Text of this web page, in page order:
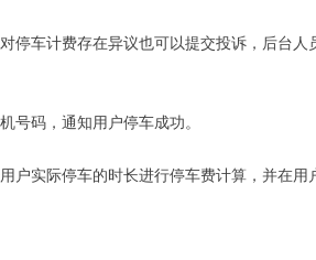
停车计费存在异议也可以提交投诉，后台人
号码，通知用户停车成功。
户实际停车的时长进行停车费计算，并在